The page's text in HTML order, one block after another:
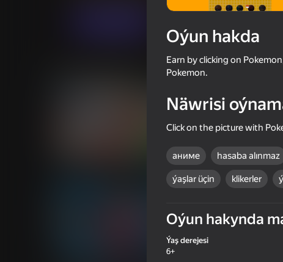
65
Funny Blade & Magic
Oýun hakda
Earn by clicking on
Pokemon.
Näwrisi
Click on the picture with
аниме hasaba alınmaz
ýaşlar üçin klikerler
Oýun hakynda
Ýaş derejesi
6+